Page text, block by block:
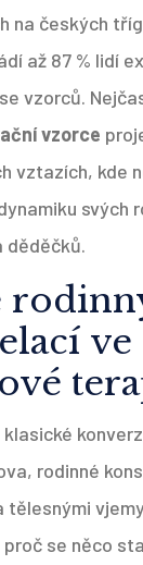
na českých
až 87 % lidí
vzorců.
vzorce
vztazích, kde
svých
děděčků.
ve
klasické
rodinné
tělesnými
se něco